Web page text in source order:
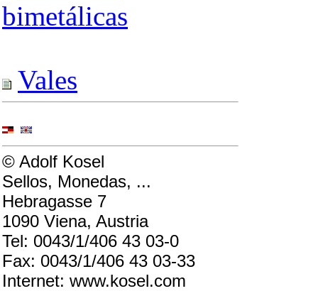
bimetálicas
Vales
© Adolf Kosel
Sellos, Monedas, ...
Hebragasse 7
1090 Viena, Austria
Tel: 0043/1/406 43 03-0
Fax: 0043/1/406 43 03-33
Internet: www.kosel.com